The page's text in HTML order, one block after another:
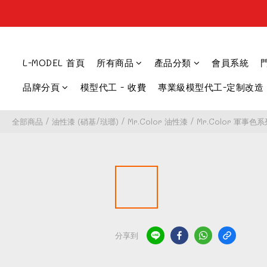
L-MODEL 首頁 所有商品 產品分類 會員系統
品牌分頁 模型代工 - 收費 專業級模型代工-定制改造
全部商品 / 油性漆 (硝基/琺瑯) / Mr.Color 油性漆 / Mr.Color 軍事色
分享到